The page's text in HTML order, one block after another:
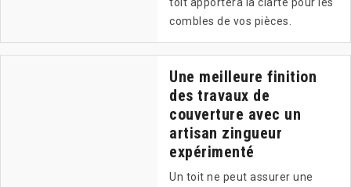
toit apportera la clarté pour les
combles de vos pièces.
Une meilleure finition
des travaux de
couverture avec un
artisan zingueur
expérimenté
Un toit ne peut assurer une